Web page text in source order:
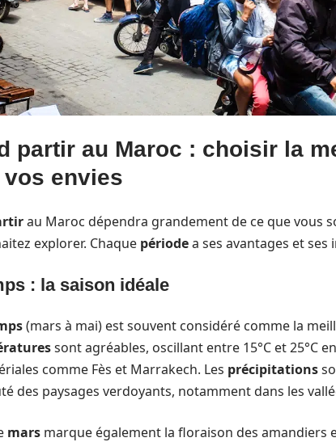
partir au Maroc : choisir la
envies
au Maroc dépendra grandement de ce que vous
explorer. Chaque périodea ses avantages et ses
: la saison idéale
(mars à mai) est souvent considéré comme la
sont agréables, oscillant entre 15°C et 25°C
comme Fès et Marrakech. Les précipitations
des paysages verdoyants, notamment dans les
mars marque également la floraison des amandiers